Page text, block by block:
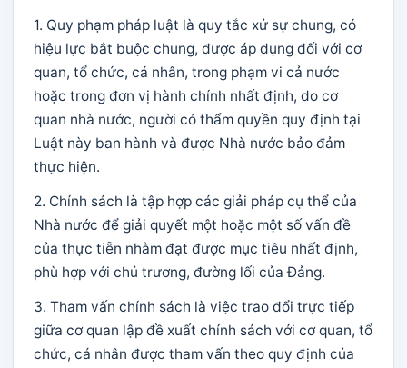
1. Quy phạm pháp luật là quy tắc xử sự chung, có
hiệu lực bắt buộc chung, được áp dụng đối với cơ
quan, tổ chức, cá nhân, trong phạm vi cả nước
hoặc trong đơn vị hành chính nhất định, do cơ
quan nhà nước, người có thẩm quyền quy định tại
Luật này ban hành và được Nhà nước bảo đảm
thực hiện.
2. Chính sách là tập hợp các giải pháp cụ thể của
Nhà nước để giải quyết một hoặc một số vấn đề
của thực tiễn nhằm đạt được mục tiêu nhất định,
phù hợp với chủ trương, đường lối của Đảng.
3. Tham vấn chính sách là việc trao đổi trực tiếp
giữa cơ quan lập đề xuất chính sách với cơ quan, tổ
chức, cá nhân được tham vấn theo quy định của